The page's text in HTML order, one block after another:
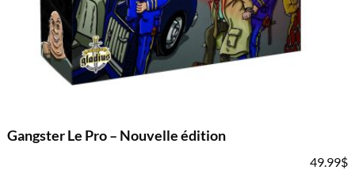
Gangster Le Pro – Nouvelle édition
49.99$